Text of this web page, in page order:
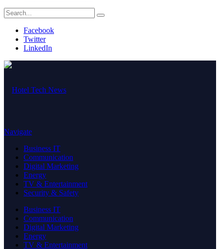
Facebook
Twitter
LinkedIn
Navigate
Business IT
Communication
Digital Marketing
Energy
TV & Entertainment
Security & Safety
Business IT
Communication
Digital Marketing
Energy
TV & Entertainment